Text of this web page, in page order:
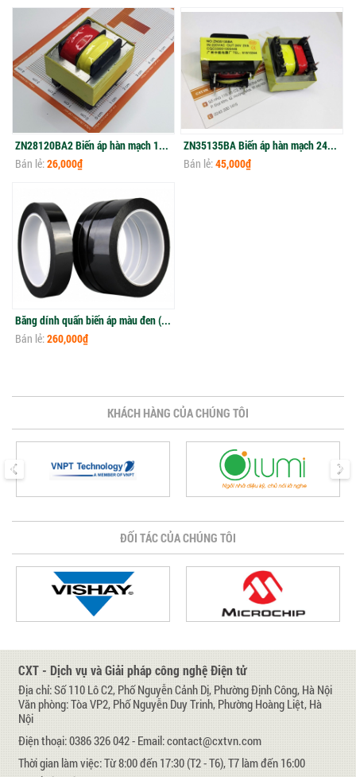
ZN28120BA2 Biến áp hàn mạch 12V 1A
Bán lẻ:26,000₫
ZN35135BA Biến áp hàn mạch 24V 2A
Bán lẻ:45,000₫
Băng dính quấn biến áp màu đen (cuộn)
Bán lẻ:260,000₫
KHÁCH HÀNG CỦA CHÚNG TÔI
prev next
ĐỐI TÁC CỦA CHÚNG TÔI
CXT - Dịch vụ và Giải pháp công nghệ Điện tử
Địa chỉ: Số 110 Lô C2, Phố Nguyễn Cảnh Dị, Phường Định Công, Hà Nội
Văn phòng: Tòa VP2, Phố Nguyễn Duy Trinh, Phường Hoàng Liệt, Hà
Nội
Điện thoại: 0386 326 042 - Email: contact@cxtvn.com
Thời gian làm việc: Từ 8:00 đến 17:30 (T2 - T6), T7 làm đến 16:00